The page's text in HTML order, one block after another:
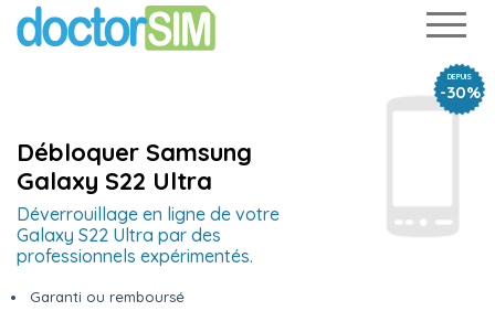
DEPUIS
-30%
Débloquer Samsung
Galaxy S22 Ultra
Déverrouillage en ligne de votre
Galaxy S22 Ultra par des
professionnels expérimentés.
Garanti ou remboursé